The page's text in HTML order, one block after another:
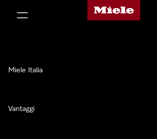
Homepage di Miele
Miele Italia
Vantaggi